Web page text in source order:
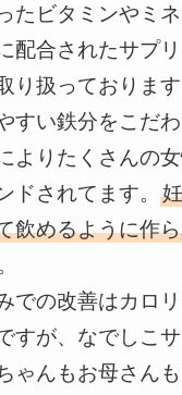
たビタミンやミ
配合されたサプ
り扱っております
すい鉄分をこだ
よりたくさんの
ドされてます。
飲めるように作
での改善はカロ
すが、なでしこ
ゃんもお母さん